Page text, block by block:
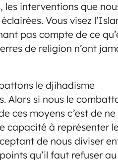
les interventions que
Vous visez
pas compte de ce
de religion n’ont
le djihadisme
Alors si nous le
ces moyens c’est de ne
capacité à représenter
de nous diviser
qu’il faut refuser au